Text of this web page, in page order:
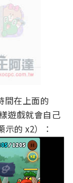
間在上面的
遊戲就會自己
的 x2）：